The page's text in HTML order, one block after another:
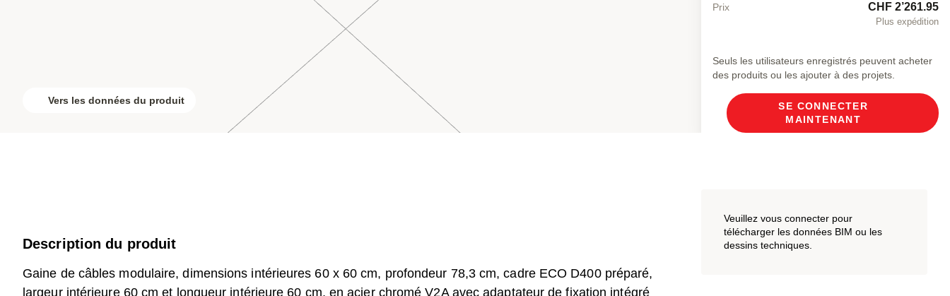
Vers les données du produit
Prix CHF 2’261.95
Plus expédition
Seuls les utilisateurs enregistrés peuvent acheter
des produits ou les ajouter à des projets.
SE CONNECTER
MAINTENANT
Description du produit
Gaine de câbles modulaire, dimensions intérieures 60 x 60 cm, profondeur 78,3 cm, cadre ECO D400 préparé,
largeur intérieure 60 cm et longueur intérieure 60 cm, en acier chromé V2A avec adaptateur de fixation intégré
Veuillez vous connecter pour
télécharger les données BIM ou les
dessins techniques.